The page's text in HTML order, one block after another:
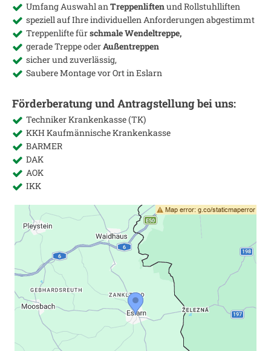
Umfang Auswahl anTreppenliftenund Rollstuhlliften
speziell auf Ihre individuellen Anforderungen abgestimmt
Treppenlifte fürschmale Wendeltreppe,
gerade Treppe oderAußentreppen
sicher und zuverlässig,
Saubere Montage vor Ort inEslarn
Förderberatung und Antragstellung bei uns:
Techniker Krankenkasse (TK)
KKH Kaufmännische Krankenkasse
BARMER
DAK
AOK
IKK